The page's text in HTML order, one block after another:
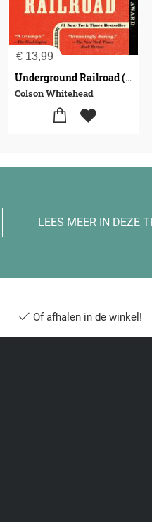
€ 13,99
Underground Railroad (Pulitzer Prize Winner)
Colson Whitehead
LEES MEER IN DEZE
Of afhalen in de winkel!